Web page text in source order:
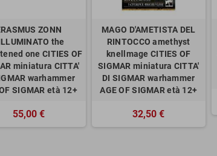
ZONN
the
one CITIES OF
miniatura CITTA'
warhammer
SIGMAR età 12+
55,00 €
MAGO D'AMETISTA DEL
RINTOCCO amethyst
knellmage CITIES OF
SIGMAR miniatura CITTA'
DI SIGMAR warhammer
AGE OF SIGMAR età 12+
32,50 €